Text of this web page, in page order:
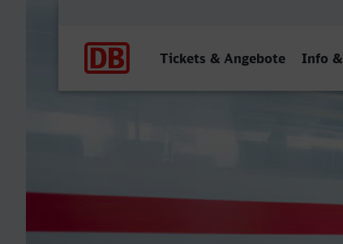
Tickets & Angebote Info &
Rosenheim - Darmstadt